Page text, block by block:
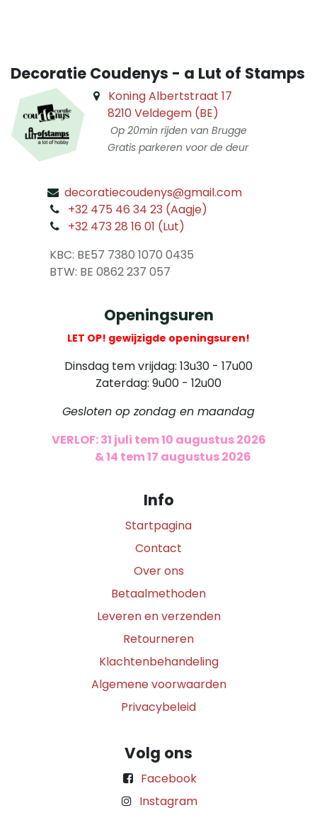
Decoratie Coudenys - a Lut of Stamps
Koning Albertstraat 17
8210 Veldegem (BE)
Op 20min rijden van Brugge
Gratis parkeren voor de deur
decoratiecoudenys@gmail.com
+32 475 46 34 23 (Aagje)
+32 473 28 16 01 (Lut)
KBC: BE57 7380 1070 0435
​ BTW: BE 0862 237 057
Openingsuren
LET OP! gewijzigde openingsuren!
Dinsdag tem vrijdag: 13u30 - 17u00
Zaterdag: 9u00 - 12u00
Gesloten op zondag en maandag
VERLOF: 31 juli tem 10 augustus 2026
& 14 tem 17 augustus 2026
Info
Startpagina
Contact
Over ons
Betaalmethoden
Leveren en verzenden
Retourneren
Klachtenbehandeling
Algemene voorwaarden
Privacybeleid
Volg ons
Facebook
Instagram